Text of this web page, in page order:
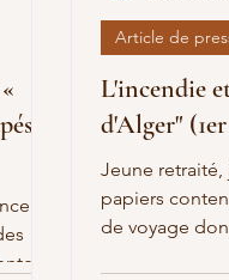
L'incendie
d'Alger"
Jeune retraité,
papiers
de voyage
Article de